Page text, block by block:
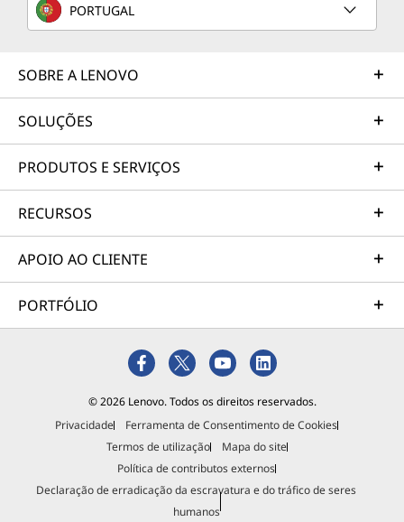
PORTUGAL
SOBRE A LENOVO
SOLUÇÕES
PRODUTOS E SERVIÇOS
RECURSOS
APOIO AO CLIENTE
PORTFÓLIO
© 2026 Lenovo. Todos os direitos reservados.
Privacidade
Ferramenta de Consentimento de Cookies
Termos de utilização
Mapa do site
Política de contributos externos
Declaração de erradicação da escravatura e do tráfico de seres
humanos